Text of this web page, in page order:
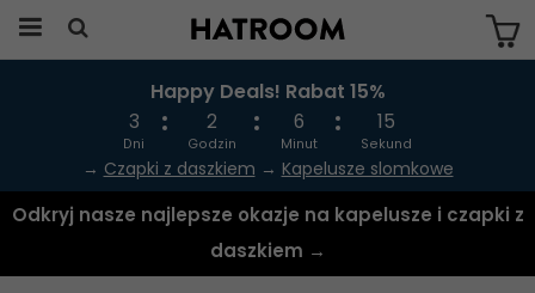
Produkten har blivit tillagd i varukorgen
Happy Deals! Rabat 15%
3
Dni
2
Godzin
6
Minut
15
Sekund
→ Czapki z daszkiem → Kapelusze slomkowe
Odkryj nasze najlepsze okazje na kapelusze i czapki z
daszkiem →